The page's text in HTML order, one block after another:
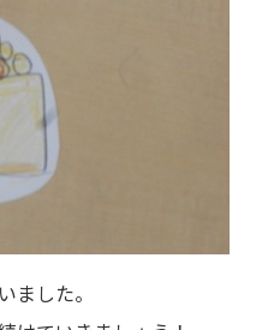
ました。